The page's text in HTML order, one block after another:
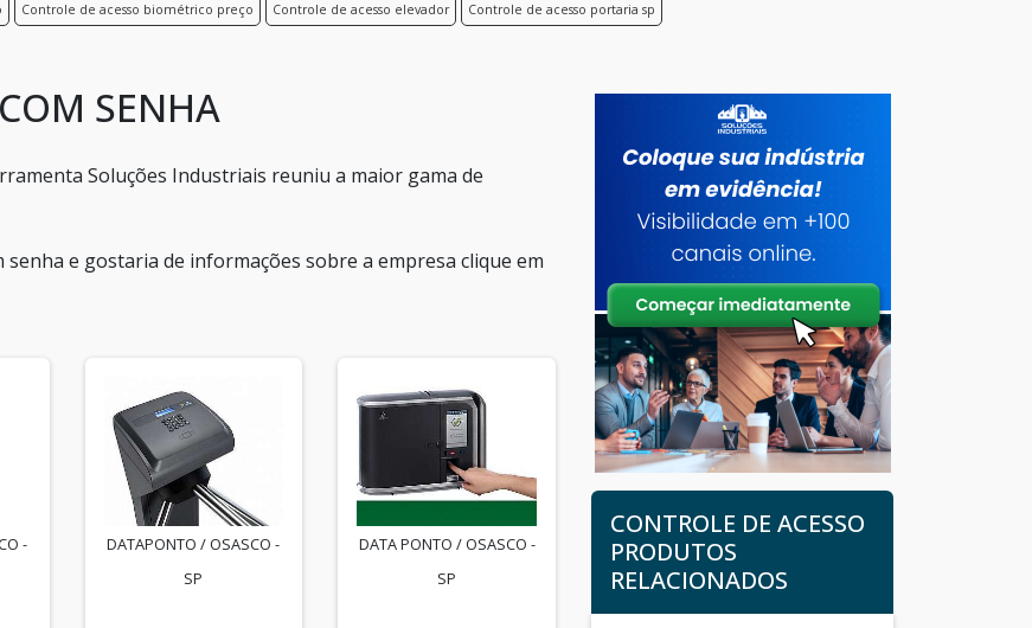
Controle de acesso biométrico preço Controle de acesso elevador Controle de acesso portaria sp
SENHA
Soluções Industriais reuniu a maior gama de
e gostaria de informações sobre a empresa clique em
-
DATAPONTO / OSASCO -
SP
DATA PONTO / OSASCO -
SP
CONTROLE DE ACESSO
PRODUTOS
RELACIONADOS